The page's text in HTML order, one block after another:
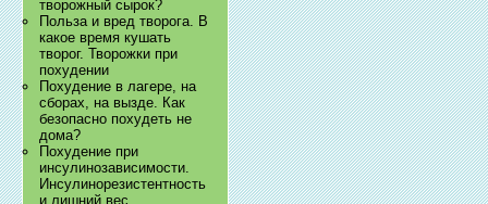
творожный сырок?
Польза и вред творога. В
какое время кушать
творог. Творожки при
похудении
Похудение в лагере, на
сборах, на вызде. Как
безопасно похудеть не
дома?
Похудение при
инсулинозависимости.
Инсулинорезистентность
и лишний вес